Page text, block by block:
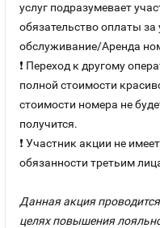
услуг подразумевает
обязательство оплаты за
обслуживание/Аренда
❗ Переход к другому
полной стоимости
стоимости номера не
получится.
❗ Участник акции не
обязанности третьим
Данная акция
целях повышения